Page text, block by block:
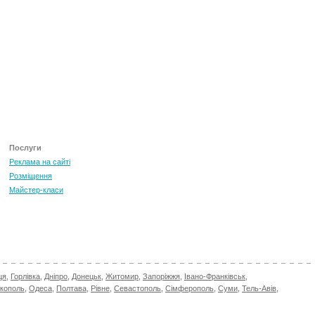
Послуги
Реклама на сайті
Розміщення
Майстер-класи
Горлівка Дніпро Донецьк Житомир Запоріжжя Івано-Франківськ
Одеса Полтава Рівне Севастополь Сімферополь Суми Тель-Авів